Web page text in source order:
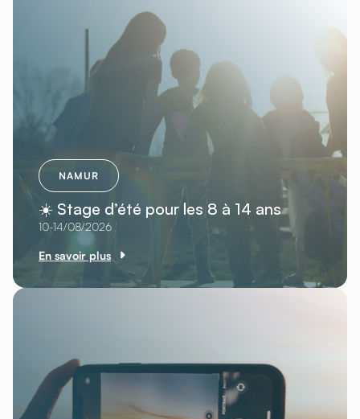
NAMUR
☀️ Stage d’été pour les 8 à 14 ans
10-14/08/2026
En savoir plus